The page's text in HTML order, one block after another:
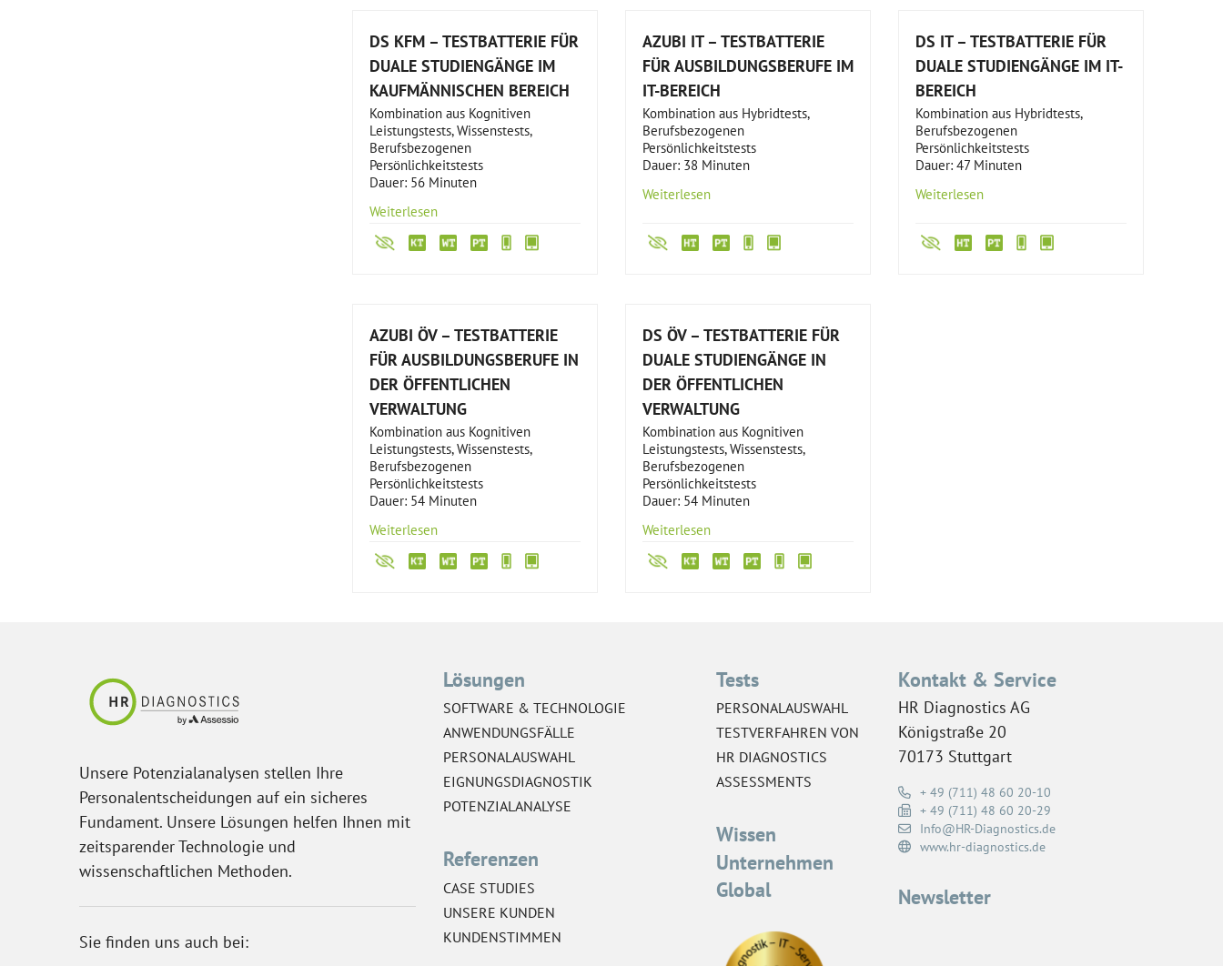
DS KFM – TESTBATTERIE FÜR
DUALE STUDIENGÄNGE IM
KAUFMÄNNISCHEN BEREICH
Kombination aus Kognitiven
Leistungstests, Wissenstests,
Berufsbezogenen
Persönlichkeitstests
Dauer: 56 Minuten
Weiterlesen
AZUBI IT – TESTBATTERIE
FÜR AUSBILDUNGSBERUFE IM
IT-BEREICH
Kombination aus Hybridtests,
Berufsbezogenen
Persönlichkeitstests
Dauer: 38 Minuten
Weiterlesen
DS IT – TESTBATTERIE FÜR
DUALE STUDIENGÄNGE IM IT-
BEREICH
Kombination aus Hybridtests,
Berufsbezogenen
Persönlichkeitstests
Dauer: 47 Minuten
Weiterlesen
AZUBI ÖV – TESTBATTERIE
FÜR AUSBILDUNGSBERUFE IN
DER ÖFFENTLICHEN
VERWALTUNG
Kombination aus Kognitiven
Leistungstests, Wissenstests,
Berufsbezogenen
Persönlichkeitstests
Dauer: 54 Minuten
Weiterlesen
DS ÖV – TESTBATTERIE FÜR
DUALE STUDIENGÄNGE IN
DER ÖFFENTLICHEN
VERWALTUNG
Kombination aus Kognitiven
Leistungstests, Wissenstests,
Berufsbezogenen
Persönlichkeitstests
Dauer: 54 Minuten
Weiterlesen
Unsere Potenzialanalysen stellen Ihre
Personalentscheidungen auf ein sicheres
Fundament. Unsere Lösungen helfen Ihnen mit
zeitsparender Technologie und
wissenschaftlichen Methoden.
Sie finden uns auch bei:
Lösungen
SOFTWARE & TECHNOLOGIE
ANWENDUNGSFÄLLE
PERSONALAUSWAHL
EIGNUNGSDIAGNOSTIK
POTENZIALANALYSE
Referenzen
CASE STUDIES
UNSERE KUNDEN
KUNDENSTIMMEN
Tests
PERSONALAUSWAHL
TESTVERFAHREN VON
HR DIAGNOSTICS
ASSESSMENTS
Wissen
Unternehmen
Global
Kontakt & Service
HR Diagnostics AG
Königstraße 20
70173 Stuttgart
+ 49 (711) 48 60 20-10
+ 49 (711) 48 60 20-29
Info@HR-Diagnostics.de
www.hr-diagnostics.de
Newsletter